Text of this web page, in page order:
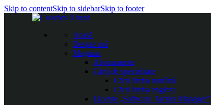
Skip to contentSkip to sidebarSkip to footer
Acasă
Despre noi
Magazin
Abonamente
Cărți de specialitate
Cărți limba română
Cărți limba engleza
Licențe „Software Tactics Manager”